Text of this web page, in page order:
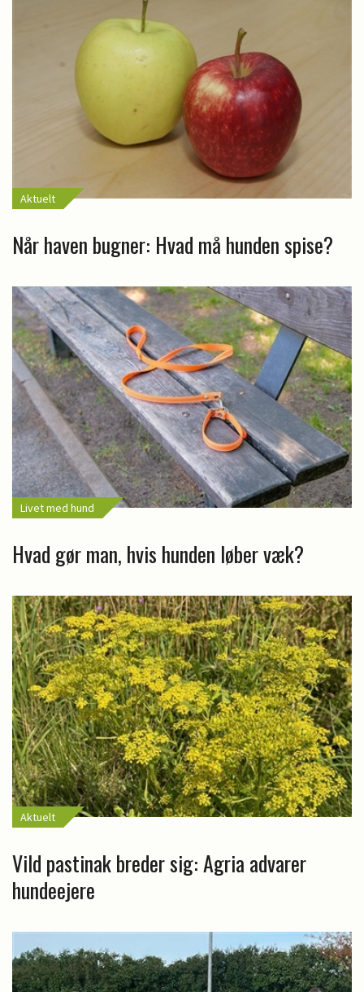
Aktuelt
Når haven bugner: Hvad må hunden spise?
Livet med hund
Hvad gør man, hvis hunden løber væk?
Aktuelt
Vild pastinak breder sig: Agria advarer
hundeejere